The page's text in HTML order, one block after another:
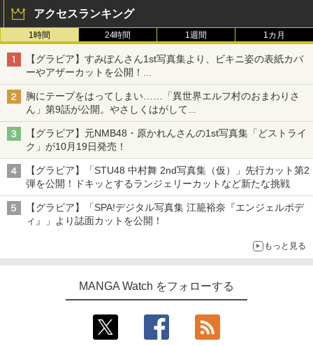
アクセスランキング
1時間 24時間 1週間 1カ月
【グラビア】すみぽんさん1st写真集より、ビキニ姿の表紙カバ
ーやアザーカットを公開！
タイトルは「offcourt（オフコート）」に決定
胸にテープをはってしまい……「異世界エルフ村のおまわりさ
ん」第9話が公開。やさしくはがして
第1巻の書店特典情報も！
【グラビア】元NMB48・原かれんさんの1st写真集「どストライ
ク」が10月19日発売！
【グラビア】「STU48 中村舞 2nd写真集（仮）」先行カット第2
弾を公開！ドキッとするランジェリーカットなど新たな挑戦
【グラビア】「SPA!デジタル写真集 江籠裕奈『エンジェルボデ
ィ』」より誌面カットを公開！
もっと見る
MANGA Watch をフォローする